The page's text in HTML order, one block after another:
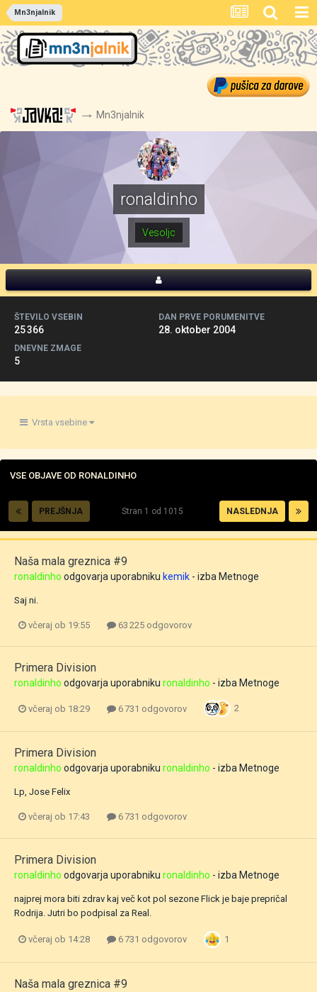
Mn3njalnik
Mn3njalnik
ronaldinho
Vesoljc
ŠTEVILO VSEBIN
25 366
DAN PRVE PORUMENITVE
28. oktober 2004
DNEVNE ZMAGE
5
Vrsta vsebine
VSE OBJAVE OD RONALDINHO
PREJŠNJA NASLEDNJA
Stran 1 od 1015
Naša mala greznica #9
ronaldinho odgovarja uporabniku kemik - izba Metnoge
Saj ni.
včeraj ob 19:55 63 225 odgovorov
Primera Division
ronaldinho odgovarja uporabniku ronaldinho - izba Metnoge
včeraj ob 18:29 6 731 odgovorov 2
Primera Division
ronaldinho odgovarja uporabniku ronaldinho - izba Metnoge
Lp, Jose Felix
včeraj ob 17:43 6 731 odgovorov
Primera Division
ronaldinho odgovarja uporabniku ronaldinho - izba Metnoge
najprej mora biti zdrav kaj več kot pol sezone Flick je baje prepričal
Rodrija. Jutri bo podpisal za Real.
včeraj ob 14:28 6 731 odgovorov 1
Naša mala greznica #9